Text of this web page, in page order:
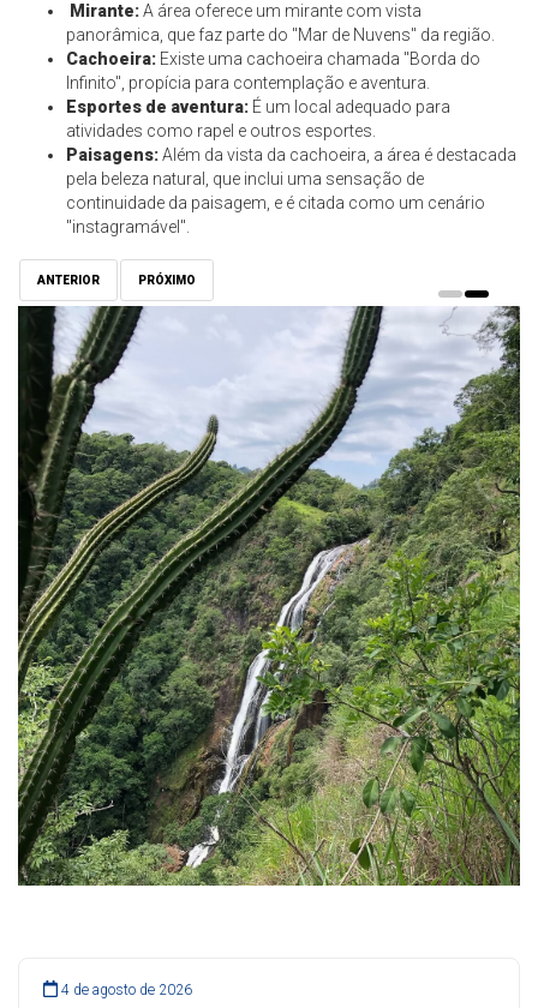
Mirante:A área oferece um mirante com vista
panorâmica, que faz parte do "Mar de Nuvens" da região.
Cachoeira: Existe uma cachoeira chamada "Borda do
Infinito", propícia para contemplação e aventura.
Esportes de aventura: É um local adequado para
atividades como rapel e outros esportes.
Paisagens:Além da vista da cachoeira, a área é destacada
pela beleza natural, que inclui uma sensação de
continuidade da paisagem, e é citada como um cenário
"instagramável".
ANTERIOR PRÓXIMO
4 de agosto de 2026